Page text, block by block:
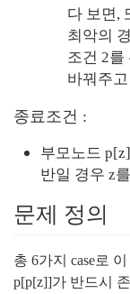
다 보면,
최악의
조건 2를
바꿔주
종료조건 :
부모노드
반일 경우 z
문제 정의
총 6가지 case로
p[p[z]]가 반드시